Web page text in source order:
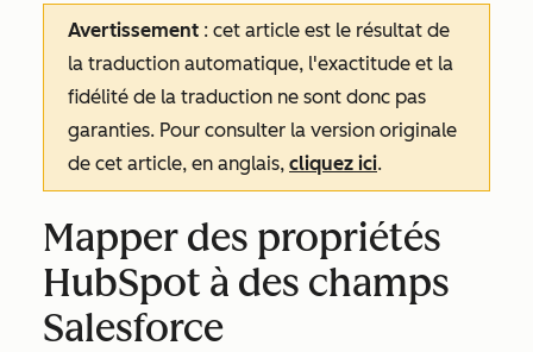
Avertissement : cet article est le résultat de
la traduction automatique, l'exactitude et la
fidélité de la traduction ne sont donc pas
garanties. Pour consulter la version originale
de cet article, en anglais, cliquez ici.
Mapper des propriétés
HubSpot à des champs
Salesforce